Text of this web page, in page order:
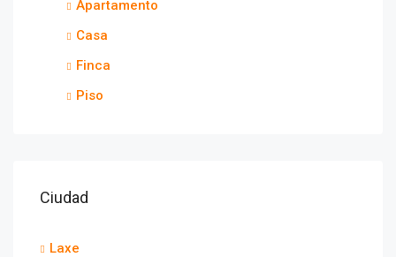
Apartamento
Casa
Finca
Piso
Ciudad
Laxe